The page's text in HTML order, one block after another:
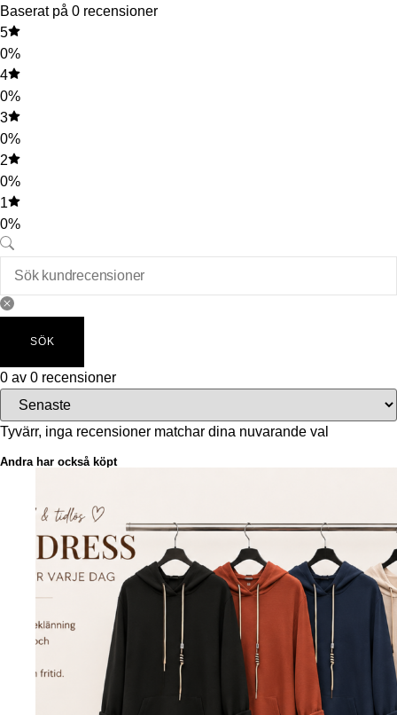
Baserat på 0 recensioner
5
0%
4
0%
3
0%
2
0%
1
0%
SÖK
0 av 0 recensioner
Tyvärr, inga recensioner matchar dina nuvarande val
Andra har också köpt